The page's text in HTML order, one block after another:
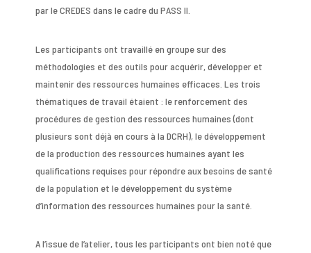
par le CREDES dans le cadre du PASS II.
Les participants ont travaillé en groupe sur des
méthodologies et des outils pour acquérir, développer et
maintenir des ressources humaines efficaces. Les trois
thématiques de travail étaient : le renforcement des
procédures de gestion des ressources humaines (dont
plusieurs sont déjà en cours à la DCRH), le développement
de la production des ressources humaines ayant les
qualifications requises pour répondre aux besoins de santé
de la population et le développement du système
d’information des ressources humaines pour la santé.
A l’issue de l’atelier, tous les participants ont bien noté que